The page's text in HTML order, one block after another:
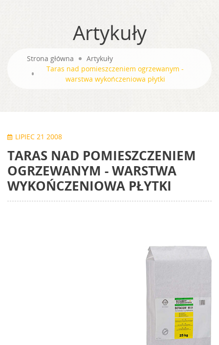
Artykuły
Strona główna
Artykuły
Taras nad pomieszczeniem ogrzewanym -
warstwa wykończeniowa płytki
LIPIEC 21 2008
TARAS NAD POMIESZCZENIEM
OGRZEWANYM - WARSTWA
WYKOŃCZENIOWA PŁYTKI